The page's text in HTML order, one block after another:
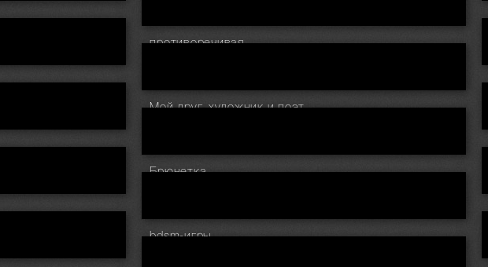
противоречивая
Мой друг, художник и поэт..
Брюнетка
bdsm-игры